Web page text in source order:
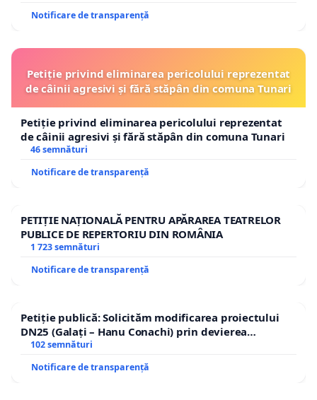
Notificare de transparență
Petiție privind eliminarea pericolului reprezentat
de câinii agresivi și fără stăpân din comuna Tunari
Petiție privind eliminarea pericolului reprezentat
de câinii agresivi și fără stăpân din comuna Tunari
46 semnături
Notificare de transparență
PETIȚIE NAȚIONALĂ PENTRU APĂRAREA TEATRELOR
PUBLICE DE REPERTORIU DIN ROMÂNIA
1 723 semnături
Notificare de transparență
Petiție publică: Solicităm modificarea proiectului
DN25 (Galați – Hanu Conachi) prin devierea
traseului în afara localităților!
102 semnături
Notificare de transparență